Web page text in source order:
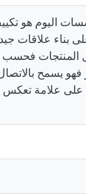
اليوم هو
بناء علاقات
المنتجات فحسب
يسمح
على علامة